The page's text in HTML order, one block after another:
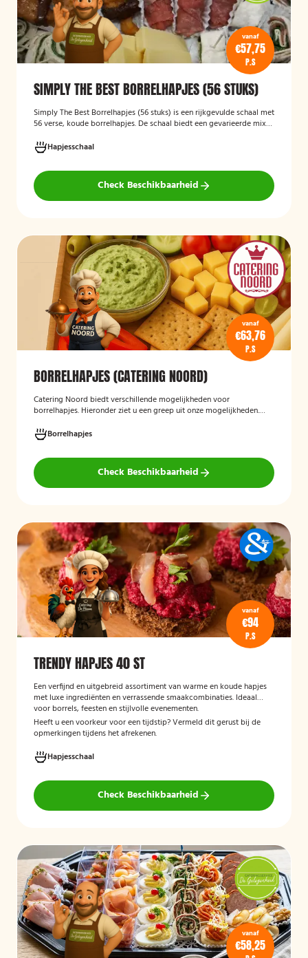
vanaf
€57,75
P.S
SIMPLY THE BEST BORRELHAPJES (56 STUKS)
Simply The Best Borrelhapjes (56 stuks) is een rijkgevulde schaal met
56 verse, koude borrelhapjes. De schaal biedt een gevarieerde mix
recepties en andere bijeenkomsten. De hapjes worden kant-en-klaar
geleverd, zodat u zonder voorbereiding uw gasten kunt trakteren op
een smakelijke en verzorgde borrelplank.
Hapjesschaal
Check Beschikbaarheid
vanaf
€63,76
P.S
BORRELHAPJES (CATERING NOORD)
Catering Noord biedt verschillende mogelijkheden voor
borrelhapjes. Hieronder ziet u een greep uit onze mogelijkheden.
recepties of een andere gelegenheid.
Borrelhapjes
Check Beschikbaarheid
vanaf
€94
P.S
TRENDY HAPJES 40 ST
Een verfijnd en uitgebreid assortiment van warme en koude hapjes
met luxe ingrediënten en verrassende smaakcombinaties. Ideaal
voor borrels, feesten en stijlvolle evenementen.
Heeft u een voorkeur voor een tijdstip? Vermeld dit gerust bij de
opmerkingen tijdens het afrekenen.
Hapjesschaal
Check Beschikbaarheid
vanaf
€58,25